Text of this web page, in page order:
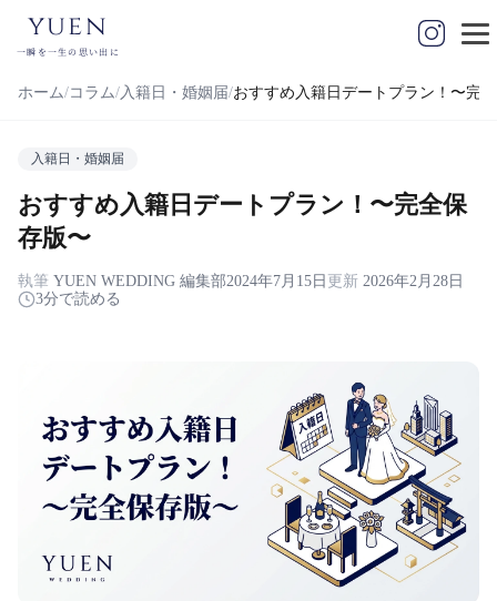
yuen
一瞬を一生の思い出に
ホーム コラム 入籍日・婚姻届 おすすめ入籍日デートプラン！〜完
入籍日・婚姻届
おすすめ入籍日デートプラン！〜完全保
存版〜
執筆 YUEN WEDDING 編集部2024年7月15日 更新 2026年2月28日
3分で読める